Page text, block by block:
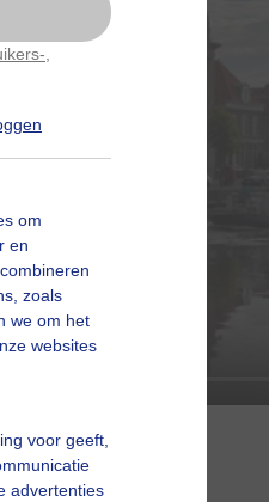
om
en
zoals
we om het
websites
voor geeft,
advertenties
07-2025, 294x bekeken
pop-up